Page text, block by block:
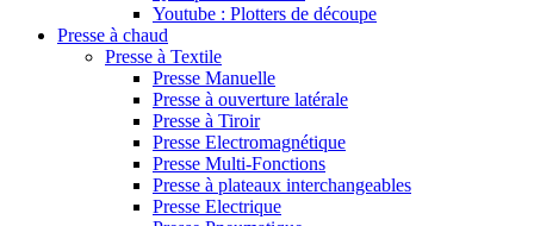
Youtube : Plotters de découpe
Presse à chaud
Presse à Textile
Presse Manuelle
Presse à ouverture latérale
Presse à Tiroir
Presse Electromagnétique
Presse Multi-Fonctions
Presse à plateaux interchangeables
Presse Electrique